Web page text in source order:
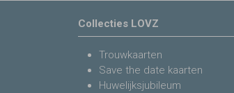
Collecties LOVZ
Trouwkaarten
Save the date kaarten
Huwelijksjubileum